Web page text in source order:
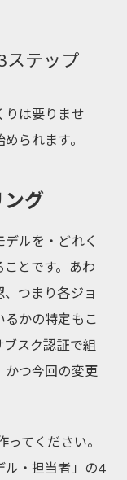
ステップ
りは要りませ
られます。
グ
ルを・どれく
とです。あわ
つまり各ジョ
るかの特定もこ
スク認証で組
かつ今回の変更
てください。
ル・担当者」の4